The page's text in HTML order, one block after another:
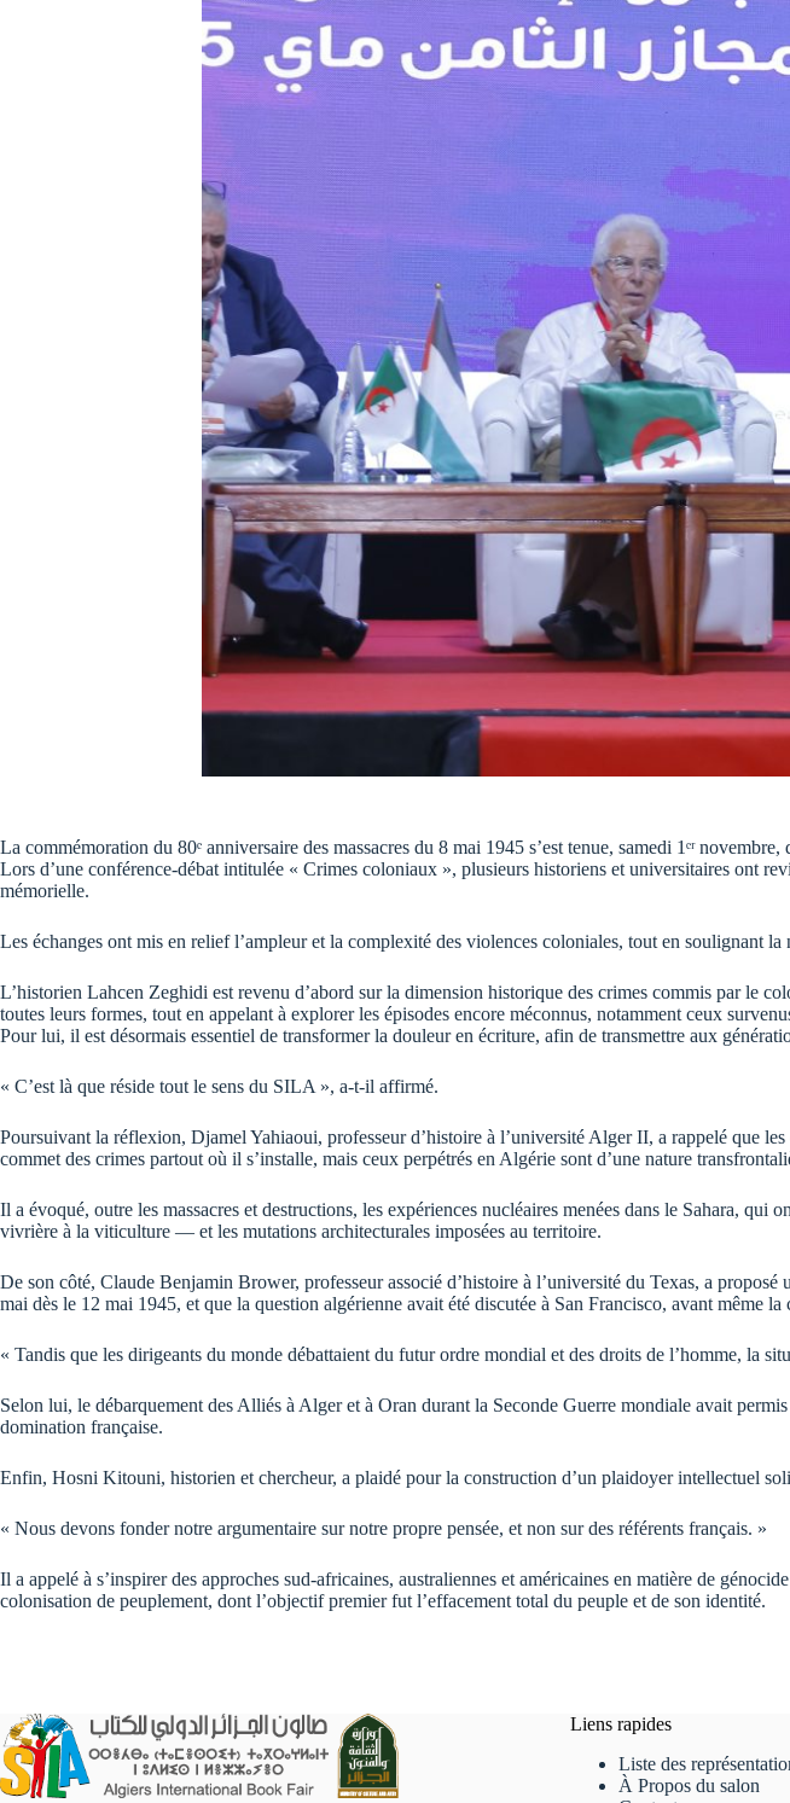
La commémoration du 80ᵉ anniversaire des massacres du 8 mai 1945 s’est tenue, samedi 1ᵉʳ
Lors d’une conférence-débat intitulée « Crimes coloniaux », plusieurs historiens et universitaires ont
mémorielle.
Les échanges ont mis en relief l’ampleur et la complexité des violences coloniales, tout en soulignant
L’historien Lahcen Zeghidi est revenu d’abord sur la dimension historique des crimes commis par le
toutes leurs formes, tout en appelant à explorer les épisodes encore méconnus, notamment ceux
Pour lui, il est désormais essentiel de transformer la douleur en écriture, afin de transmettre aux
« C’est là que réside tout le sens du SILA », a-t-il affirmé.
Poursuivant la réflexion, Djamel Yahiaoui, professeur d’histoire à l’université Alger II, a rappelé que
commet des crimes partout où il s’installe, mais ceux perpétrés en Algérie sont d’une nature
Il a évoqué, outre les massacres et destructions, les expériences nucléaires menées dans le Sahara,
vivrière à la viticulture — et les mutations architecturales imposées au territoire.
De son côté, Claude Benjamin Brower, professeur associé d’histoire à l’université du Texas, a
mai dès le 12 mai 1945, et que la question algérienne avait été discutée à San Francisco, avant même
« Tandis que les dirigeants du monde débattaient du futur ordre mondial et des droits de l’homme, la
Selon lui, le débarquement des Alliés à Alger et à Oran durant la Seconde Guerre mondiale avait
domination française.
Enfin, Hosni Kitouni, historien et chercheur, a plaidé pour la construction d’un plaidoyer intellectuel
« Nous devons fonder notre argumentaire sur notre propre pensée, et non sur des référents français. »
Il a appelé à s’inspirer des approches sud-africaines, australiennes et américaines en matière de
colonisation de peuplement, dont l’objectif premier fut l’effacement total du peuple et de son identité.
Liens rapides
Liste des
À Propos du salon